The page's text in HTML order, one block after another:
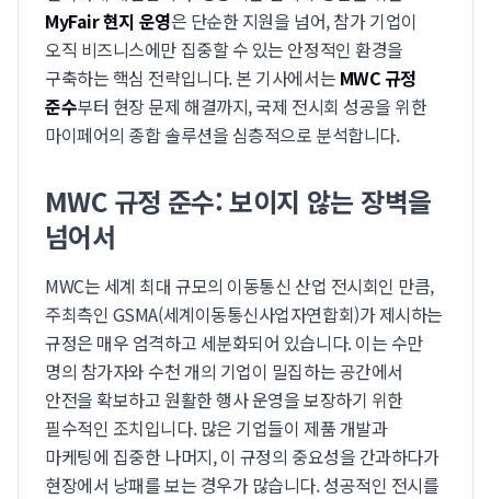
MyFair 현지 운영은 단순한 지원을 넘어, 참가 기업이
오직 비즈니스에만 집중할 수 있는 안정적인 환경을
구축하는 핵심 전략입니다. 본 기사에서는 MWC 규정
준수부터 현장 문제 해결까지, 국제 전시회 성공을 위한
마이페어의 종합 솔루션을 심층적으로 분석합니다.
MWC 규정 준수: 보이지 않는 장벽을
넘어서
MWC는 세계 최대 규모의 이동통신 산업 전시회인 만큼,
주최측인 GSMA(세계이동통신사업자연합회)가 제시하는
규정은 매우 엄격하고 세분화되어 있습니다. 이는 수만
명의 참가자와 수천 개의 기업이 밀집하는 공간에서
안전을 확보하고 원활한 행사 운영을 보장하기 위한
필수적인 조치입니다. 많은 기업들이 제품 개발과
마케팅에 집중한 나머지, 이 규정의 중요성을 간과하다가
현장에서 낭패를 보는 경우가 많습니다. 성공적인 전시를